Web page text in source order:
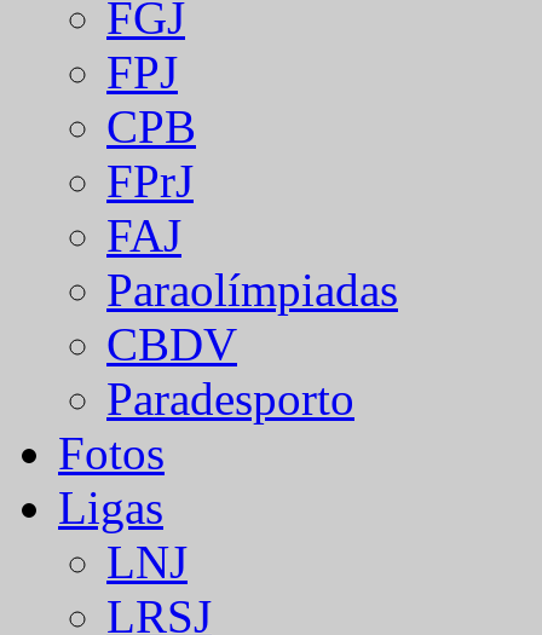
FGJ
FPJ
CPB
FPrJ
FAJ
Paraolímpiadas
CBDV
Paradesporto
Fotos
Ligas
LNJ
LRSJ